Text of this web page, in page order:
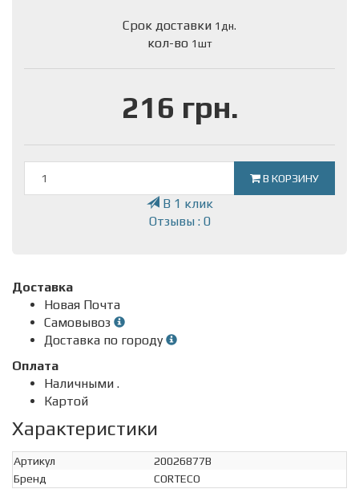
Срок доставки 1дн.
кол-во 1шт
216 грн.
В КОРЗИНУ
В 1 клик
Отзывы : 0
Доставка
Новая Почта
Самовывоз
Доставка по городу
Оплата
Наличными .
Картой
Характеристики
Артикул
20026877B
Бренд
CORTECO